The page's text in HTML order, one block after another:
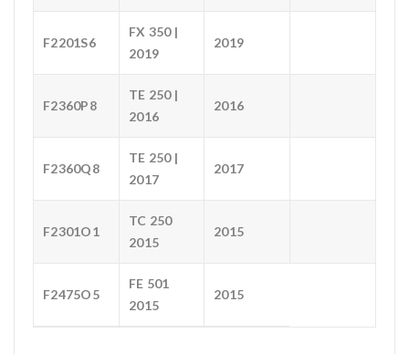
F2201S6
FX 350 |
2019
2019
F2360P8
TE 250 |
2016
2016
F2360Q8
TE 250 |
2017
2017
F2301O1
TC 250
2015
2015
F2475O5
FE 501
2015
2015